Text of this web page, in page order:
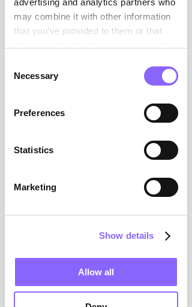
advertising and analytics partners who
may combine it with other information
that you’ve provided to them or that
Selection
Necessary
Preferences
Statistics
Marketing
Show details
Allow all
Entretien initial & Analyse
Entretien initial détaillé et analyse
de vos besoins spécifiques.
matching
candidats issus de notre
données. Processus de